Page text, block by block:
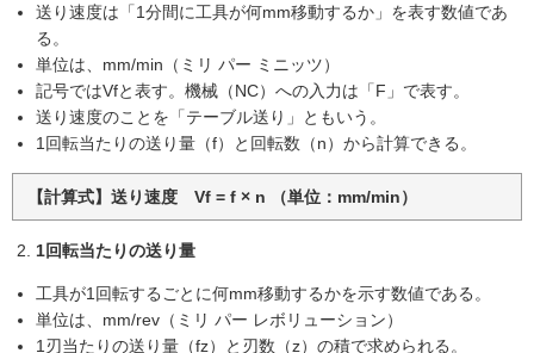
送り速度は「1分間に工具が何mm移動するか」を表す数値であ
る。
単位は、mm/min（ミリ パー ミニッツ）
記号ではVfと表す。機械（NC）への入力は「F」で表す。
送り速度のことを「テーブル送り」ともいう。
1回転当たりの送り量（f）と回転数（n）から計算できる。
【計算式】送り速度 Vf = f × n （単位：mm/min）
1回転当たりの送り量
工具が1回転するごとに何mm移動するかを示す数値である。
単位は、mm/rev（ミリ パー レボリューション）
1刃当たりの送り量（fz）と刃数（z）の積で求められる。